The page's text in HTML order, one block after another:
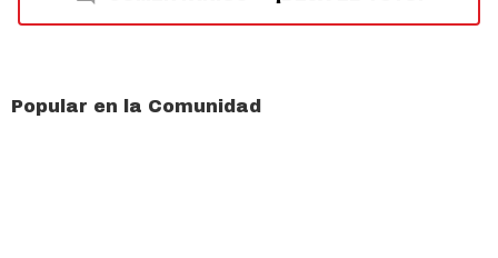
Popular en la Comunidad